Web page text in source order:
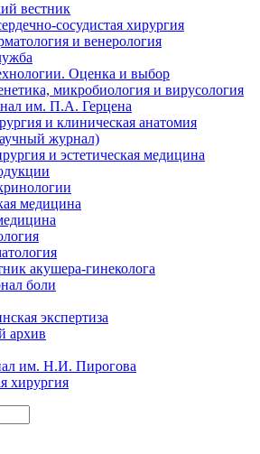
вестник
сосудистая хирургия
и венерология
Оценка и выбор
микробиология и вирусология
им. П.А. Герцена
и клиническая анатомия
журнал)
и эстетическая медицина
медицина
акушера-гинеколога
боли
экспертиза
архив
им. Н.И. Пирогова
хирургия